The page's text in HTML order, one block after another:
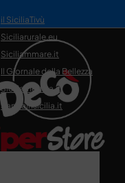
il SiciliaTivù
Siciliarurale.eu
Siciliammare.it
Il Giornale della Bellezza
Siciliamedica.it
Sanitainsicilia.it